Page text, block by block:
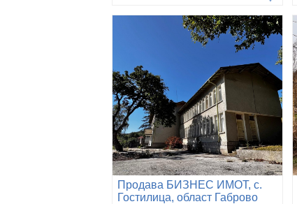
Продава БИЗНЕС ИМОТ, с.
Гостилица, област Габрово